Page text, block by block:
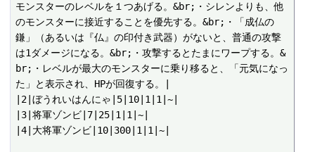
モンスターのレベルを１つあげる。&br;・シレンよりも、他
のモンスターに接近することを優先する。&br;・「成仏の
鎌」（あるいは『仏』の印付き武器）がないと、普通の攻撃
は1ダメージになる。&br;・攻撃するとたまにワープする。&
br;・レベルが最大のモンスターに乗り移ると、「元気になっ
た」と表示され、HPが回復する。|
|2|ぼうれいはんにゃ|5|10|1|1|~|
|3|将軍ゾンビ|7|25|1|1|~|
|4|大将軍ゾンビ|10|300|1|1|~|